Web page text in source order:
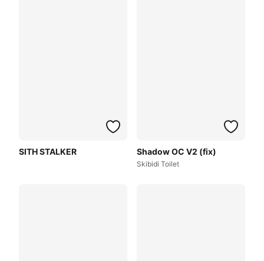
SITH STALKER Shadow OC V2 (fix)
Skibidi Toilet